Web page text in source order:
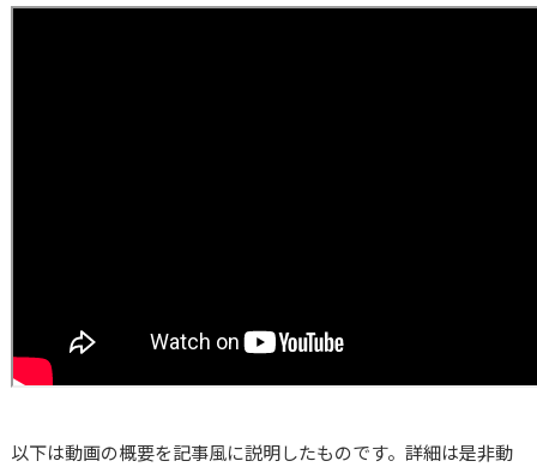
以下は動画の概要を記事風に説明したものです。詳細は是非動